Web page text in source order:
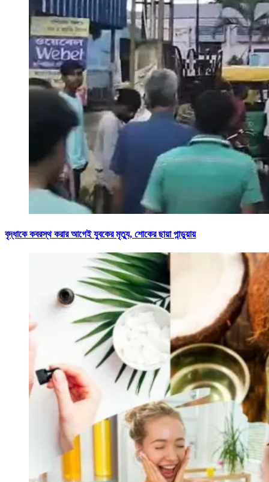
বৃদ্ধাকে কবরস্থ করার আগেই যুবকের মৃত্যু, শোকের ছায়া পান্ডুয়ায়